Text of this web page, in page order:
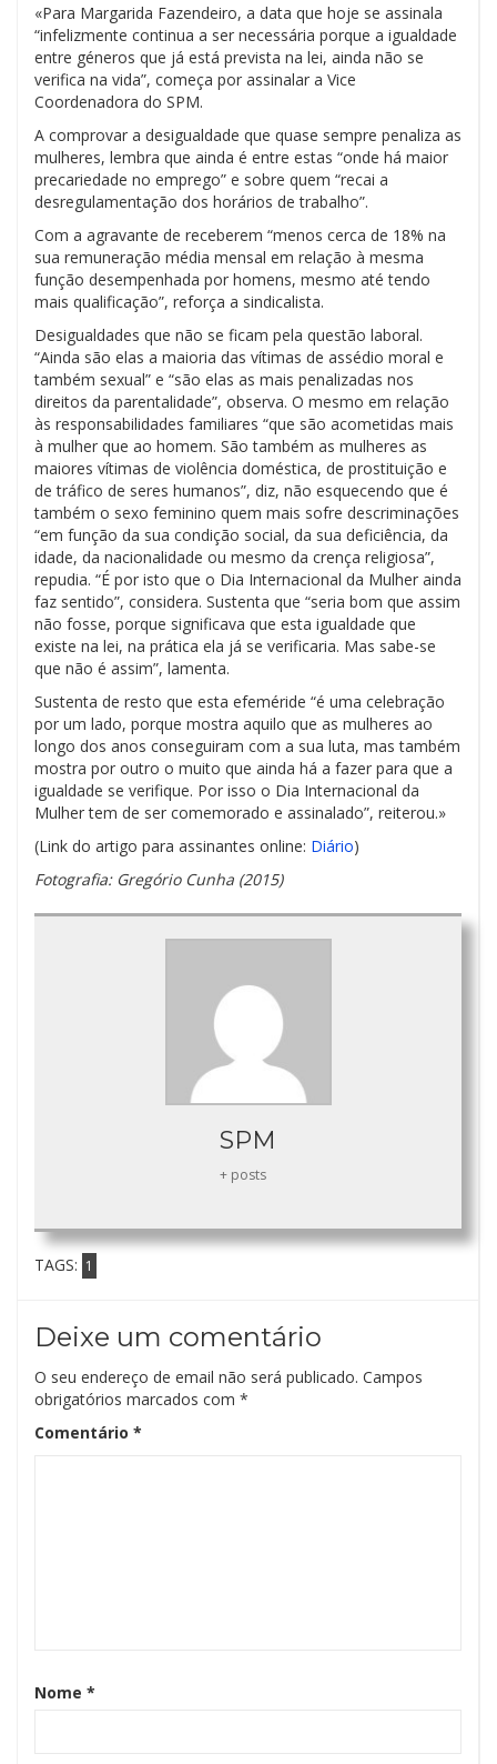
«Para Margarida Fazendeiro, a data que hoje se assinala
“infelizmente continua a ser necessária porque a igualdade
entre géneros que já está prevista na lei, ainda não se
verifica na vida”, começa por assinalar a Vice
Coordenadora do SPM.
A comprovar a desigualdade que quase sempre penaliza as
mulheres, lembra que ainda é entre estas “onde há maior
precariedade no emprego” e sobre quem “recai a
desregulamentação dos horários de trabalho”.
Com a agravante de receberem “menos cerca de 18% na
sua remuneração média mensal em relação à mesma
função desempenhada por homens, mesmo até tendo
mais qualificação”, reforça a sindicalista.
Desigualdades que não se ficam pela questão laboral.
“Ainda são elas a maioria das vítimas de assédio moral e
também sexual” e “são elas as mais penalizadas nos
direitos da parentalidade”, observa. O mesmo em relação
às responsabilidades familiares “que são acometidas mais
à mulher que ao homem. São também as mulheres as
maiores vítimas de violência doméstica, de prostituição e
de tráfico de seres humanos”, diz, não esquecendo que é
também o sexo feminino quem mais sofre descriminações
“em função da sua condição social, da sua deficiência, da
idade, da nacionalidade ou mesmo da crença religiosa”,
repudia. “É por isto que o Dia Internacional da Mulher ainda
faz sentido”, considera. Sustenta que “seria bom que assim
não fosse, porque significava que esta igualdade que
existe na lei, na prática ela já se verificaria. Mas sabe-se
que não é assim”, lamenta.
Sustenta de resto que esta efeméride “é uma celebração
por um lado, porque mostra aquilo que as mulheres ao
longo dos anos conseguiram com a sua luta, mas também
mostra por outro o muito que ainda há a fazer para que a
igualdade se verifique. Por isso o Dia Internacional da
Mulher tem de ser comemorado e assinalado”, reiterou.»
(Link do artigo para assinantes online: Diário)
Fotografia: Gregório Cunha (2015)
SPM
+ posts
TAGS: 1
Deixe um comentário
O seu endereço de email não será publicado. Campos
obrigatórios marcados com *
Comentário *
Nome *